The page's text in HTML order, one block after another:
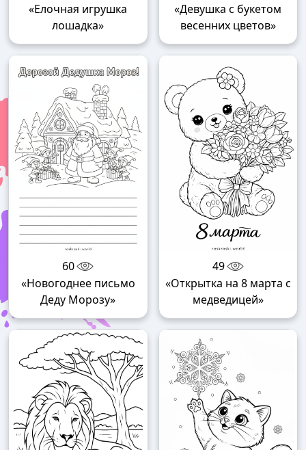
«Елочная игрушка
лошадка»
«Девушка с букетом
весенних цветов»
60
«Новогоднее письмо
Деду Морозу»
49
«Открытка на 8 марта с
медведицей»